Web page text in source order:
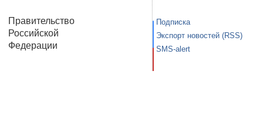
Правительство
Российской
Федерации
Подписка
Экспорт новостей (RSS)
SMS-alert